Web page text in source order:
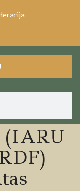
(IARU